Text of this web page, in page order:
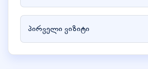
პირველი ვიზიტი